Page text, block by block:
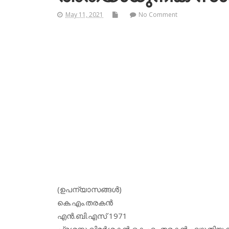
May 11, 2021 No Comment
(ഉപന്യാസങ്ങള്‍)
കെ.എം.തരകന്‍
എന്‍.ബി.എസ് 1971